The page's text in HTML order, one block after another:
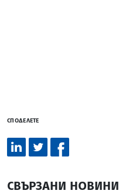
СПОДЕЛЕТЕ
СВЪРЗАНИ НОВИНИ